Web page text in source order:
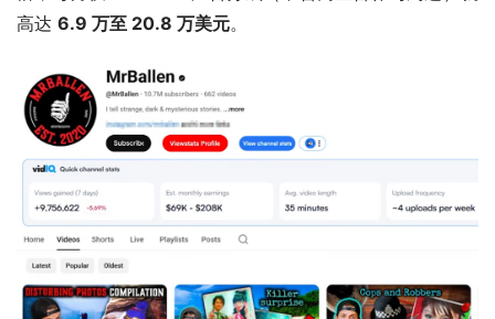
高达 6.9 万至 20.8 万美元。